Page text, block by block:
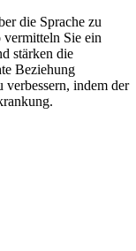
die Sprache zu
vermitteln Sie ein
stärken die
Beziehung
verbessern, indem der